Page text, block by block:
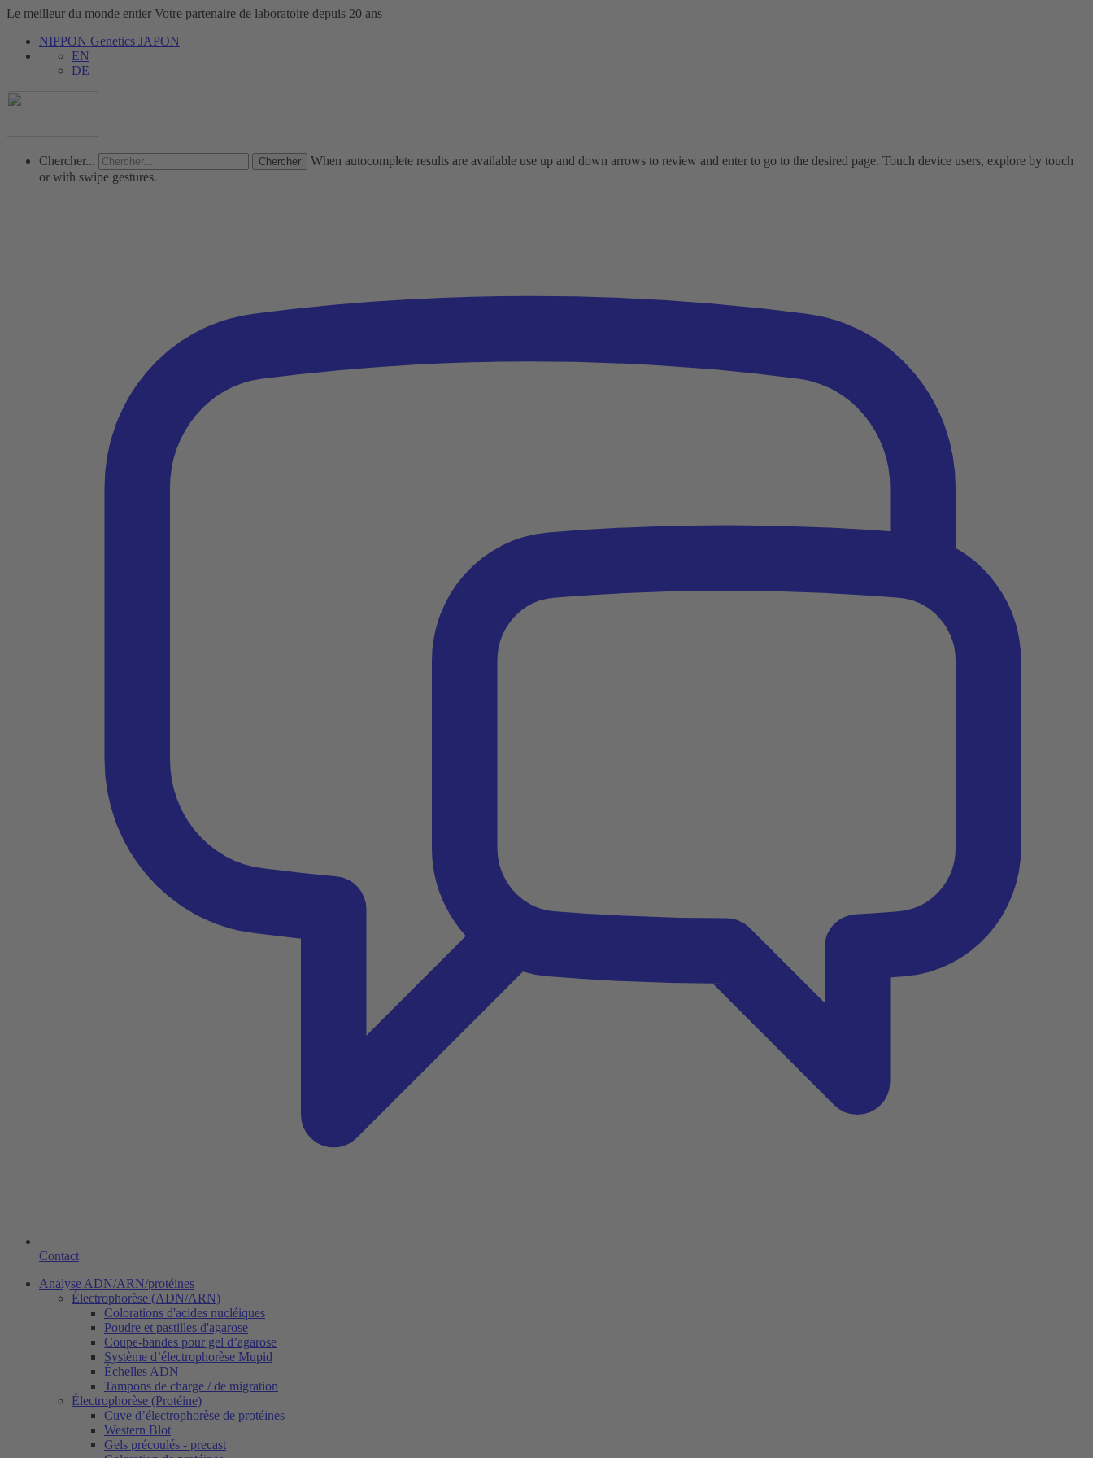
Le meilleur du monde entier Votre partenaire de laboratoire depuis 20 ans
NIPPON Genetics JAPON
EN
DE
Chercher...
When autocomplete results are available use up and down arrows to review and enter to go to the desired page. Touch device users, explore by touch
or with swipe gestures.
Contact
Analyse ADN/ARN/protéines
Électrophorèse (ADN/ARN)
Colorations d'acides nucléiques
Poudre et pastilles d'agarose
Coupe-bandes pour gel d’agarose
Système d’électrophorèse Mupid
Échelles ADN
Tampons de charge / de migration
Électrophorèse (Protéine)
Cuve d’électrophorèse de protéines
Western Blot
Gels précoulés - precast